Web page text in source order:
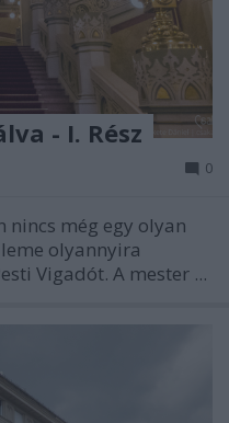
- I. Rész
0
nincs még egy olyan
olyannyira
Vigadót. A mester ...